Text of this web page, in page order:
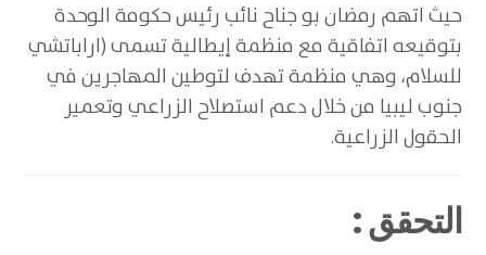
حيث اتهم رمضان بو جناح نائب رئيس حكومة الوحدة
بتوقيعه اتفاقية مع منظمة إيطالية تسمى (اراباتشي
للسلام، وهي منظمة تهدف لتوطين المهاجرين في
جنوب ليبيا من خلال دعم استصلاح الزراعي وتعمير
الحقول الزراعية.
التحقق :